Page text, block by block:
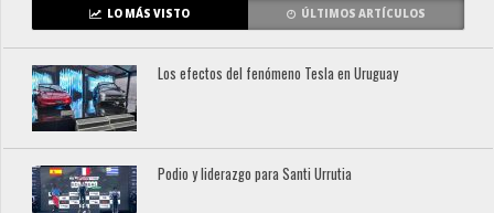
LO MÁS VISTO ÚLTIMOS ARTÍCULOS
Los efectos del fenómeno Tesla en Uruguay
Podio y liderazgo para Santi Urrutia